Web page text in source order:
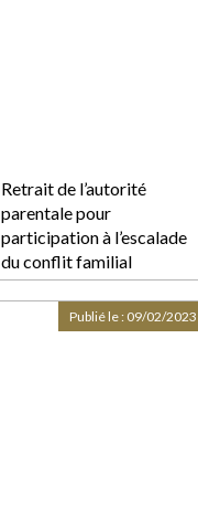
Retrait de l’autorité
parentale pour
participation à l’escalade
du conflit familial
Publié le : 09/02/2023